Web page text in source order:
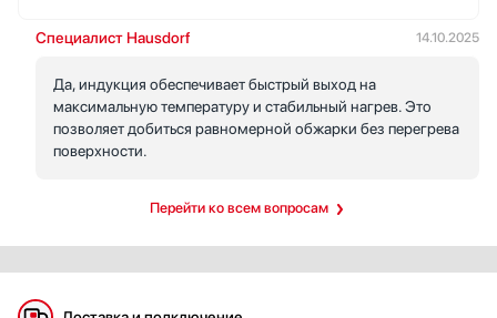
Специалист Hausdorf 14.10.2025
Да, индукция обеспечивает быстрый выход на
максимальную температуру и стабильный нагрев. Это
позволяет добиться равномерной обжарки без перегрева
поверхности.
Перейти ко всем вопросам